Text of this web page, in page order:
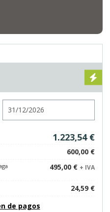
1.223,54 €
600,00 €
495,00 € + IVA
24,59 €
de pagos